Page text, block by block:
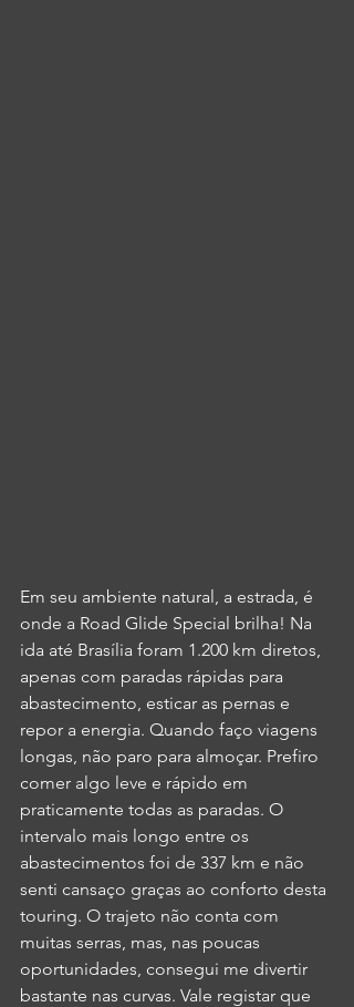
Em seu ambiente natural, a estrada, é
onde a Road Glide Special brilha! Na
ida até Brasília foram 1.200 km diretos,
apenas com paradas rápidas para
abastecimento, esticar as pernas e
repor a energia. Quando faço viagens
longas, não paro para almoçar. Prefiro
comer algo leve e rápido em
praticamente todas as paradas. O
intervalo mais longo entre os
abastecimentos foi de 337 km e não
senti cansaço graças ao conforto desta
touring. O trajeto não conta com
muitas serras, mas, nas poucas
oportunidades, consegui me divertir
bastante nas curvas. Vale registar que